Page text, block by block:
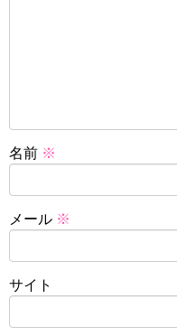
名前 ※
メール ※
サイト